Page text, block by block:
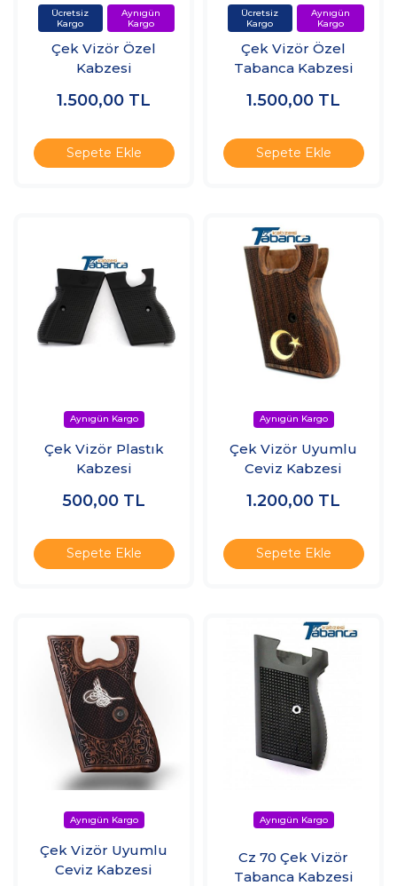
Çek Vizör Özel
Kabzesi
1.500,00 TL
Sepete Ekle
Çek Vizör Özel
Tabanca Kabzesi
1.500,00 TL
Sepete Ekle
Çek Vizör Plastık
Kabzesi
500,00 TL
Sepete Ekle
Çek Vizör Uyumlu
Ceviz Kabzesi
1.200,00 TL
Sepete Ekle
Çek Vizör Uyumlu
Ceviz Kabzesi
Cz 70 Çek Vizör
Tabanca Kabzesi